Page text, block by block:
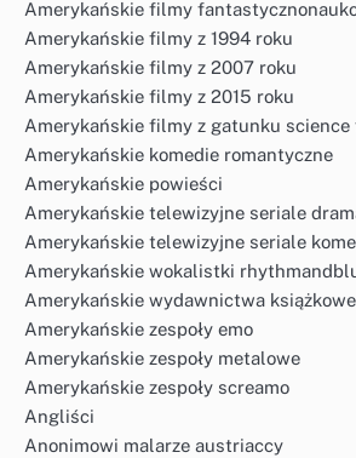
Amerykańskie filmy
Amerykańskie filmy z 1994 roku
Amerykańskie filmy z 2007 roku
Amerykańskie filmy z 2015 roku
Amerykańskie filmy z gatunku science
Amerykańskie komedie romantyczne
Amerykańskie powieści
Amerykańskie telewizyjne seriale
Amerykańskie telewizyjne seriale
Amerykańskie wokalistki
Amerykańskie wydawnictwa książkowe
Amerykańskie zespoły emo
Amerykańskie zespoły metalowe
Amerykańskie zespoły screamo
Angliści
Anonimowi malarze austriaccy